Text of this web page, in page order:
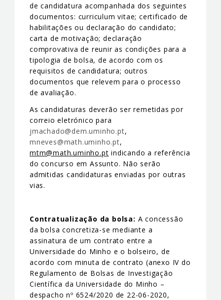
de candidatura acompanhada dos seguintes
documentos: curriculum vitae; certificado de
habilitações ou declaração do candidato;
carta de motivação; declaração
comprovativa de reunir as condições para a
tipologia de bolsa, de acordo com os
requisitos de candidatura; outros
documentos que relevem para o processo
de avaliação.
As candidaturas deverão ser remetidas por
correio eletrónico para
jmachado@dem.uminho.pt,
mneves@math.uminho.pt,
mtm@math.uminho.pt indicando a referência
do concurso em Assunto. Não serão
admitidas candidaturas enviadas por outras
vias.
Contratualização da bolsa: A concessão
da bolsa concretiza-se mediante a
assinatura de um contrato entre a
Universidade do Minho e o bolseiro, de
acordo com minuta de contrato (anexo IV do
Regulamento de Bolsas de Investigação
Científica da Universidade do Minho –
despacho nº 6524/2020 de 22-06-2020,